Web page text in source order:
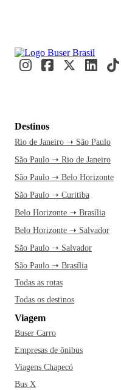
Destinos
Rio de Janeiro ➝ São Paulo
São Paulo ➝ Rio de Janeiro
São Paulo ➝ Belo Horizonte
São Paulo ➝ Curitiba
Belo Horizonte ➝ Brasília
Belo Horizonte ➝ Salvador
São Paulo ➝ Salvador
São Paulo ➝ Brasília
Todas as rotas
Todas os destinos
Viagem
Buser Carro
Empresas de ônibus
Viagens Chapecó
Bus X